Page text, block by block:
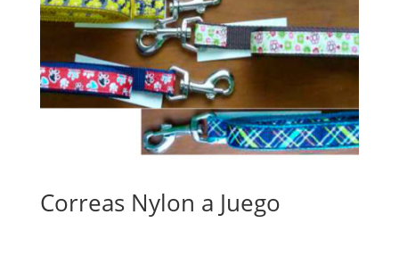
Correas Nylon a Juego